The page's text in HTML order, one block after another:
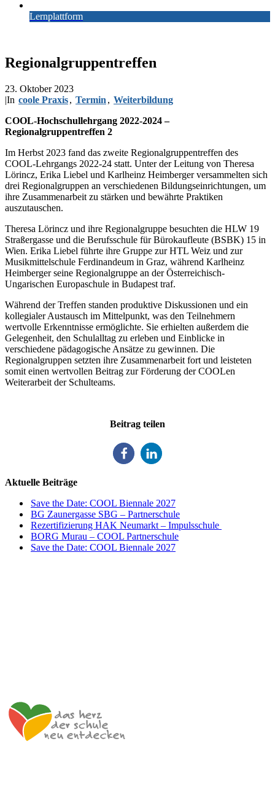
Lernplattform
Regionalgruppentreffen
23. Oktober 2023
|In coole Praxis, Termin , Weiterbildung
COOL-Hochschullehrgang 2022-2024 –
Regionalgruppentreffen 2
Im Herbst 2023 fand das zweite Regionalgruppentreffen des
COOL-Lehrgangs 2022-24 statt. Unter der Leitung von Theresa
Lörincz, Erika Liebel und Karlheinz Heimberger versammelten sich
drei Regionalgruppen an verschiedenen Bildungseinrichtungen, um
ihre Zusammenarbeit zu stärken und bewährte Praktiken
auszutauschen.
Theresa Lörincz und ihre Regionalgruppe besuchten die HLW 19
Straßergasse und die Berufsschule für Bürokaufleute (BSBK) 15 in
Wien. Erika Liebel führte ihre Gruppe zur HTL Weiz und zur
Musikmittelschule Ferdinandeum in Graz, während Karlheinz
Heimberger seine Regionalgruppe an der Österreichisch-
Ungarischen Europaschule in Budapest traf.
Während der Treffen standen produktive Diskussionen und ein
kollegialer Austausch im Mittelpunkt, was den Teilnehmern
wertvolle Erkenntnisse ermöglichte. Sie erhielten außerdem die
Gelegenheit, den Schulalltag zu erleben und Einblicke in
verschiedene pädagogische Ansätze zu gewinnen. Die
Regionalgruppen setzten ihre Zusammenarbeit fort und leisteten
somit einen wertvollen Beitrag zur Förderung der COOLen
Weiterarbeit der Schulteams.
Beitrag teilen
Aktuelle Beiträge
Save the Date: COOL Biennale 2027
BG Zaunergasse SBG – Partnerschule
Rezertifizierung HAK Neumarkt – Impulsschule
BORG Murau – COOL Partnerschule
Save the Date: COOL Biennale 2027